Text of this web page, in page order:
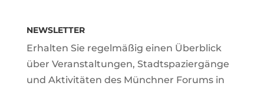
NEWSLETTER
Erhalten Sie regelmäßig einen Überblick
über Veranstaltungen, Stadtspaziergänge
und Aktivitäten des Münchner Forums in